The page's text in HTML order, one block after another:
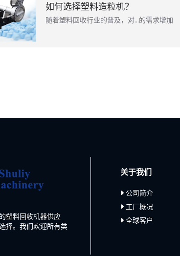
如何选择塑料造粒机？
随着塑料回收行业的普及，对…的需求增加
塑料回收机器供应
择。我们欢迎所有类
关于我们
公司简介
工厂概况
全球客户